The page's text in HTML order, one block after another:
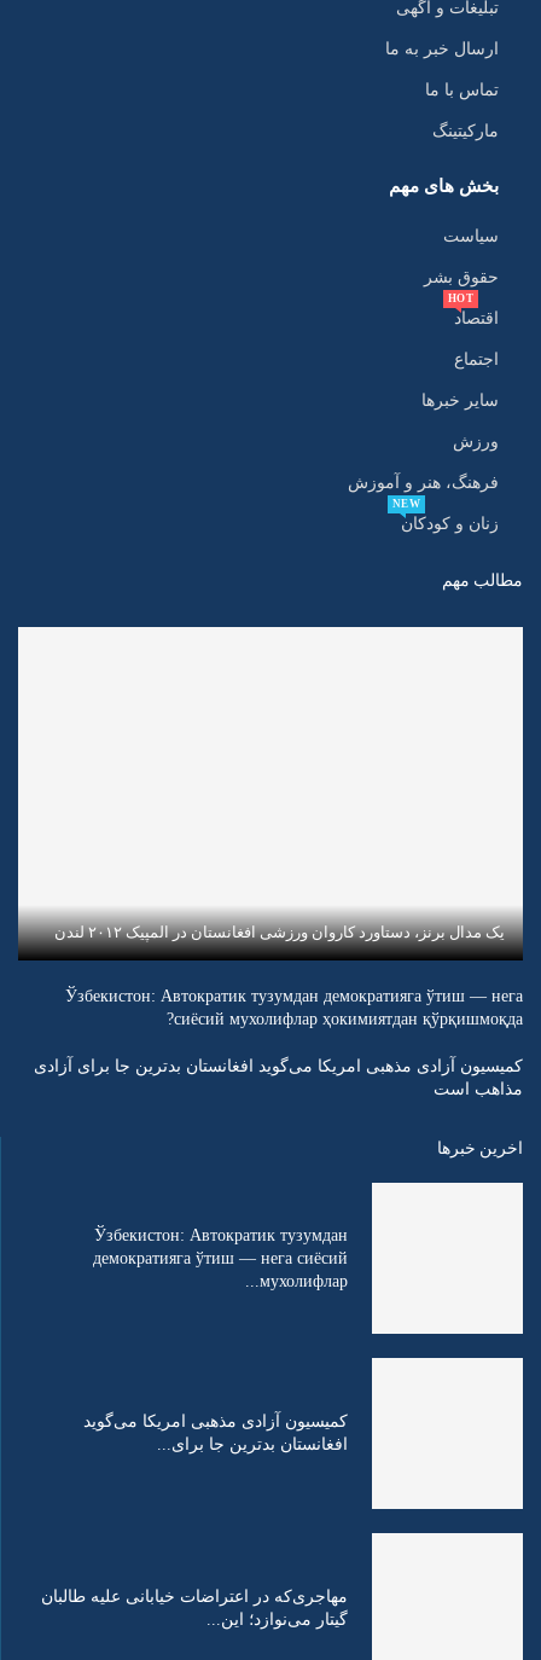
تبلیغات و آگهی
ارسال خبر به ما
تماس با ما
مارکیتینگ
بخش های مهم
سیاست
حقوق بشر
اقتصاد
HOT
اجتماع
سایر خبرها
ورزش
فرهنگ، هنر و آموزش
زنان و کودکان
NEW
مطالب مهم
یک مدال برنز، دستاورد کاروان ورزشی افغانستان در المپیک ۲۰۱۲ لندن
Ўзбекистон: Автократик тузумдан демократияга ўтиш — нега
сиёсий мухолифлар ҳокимиятдан қўрқишмоқда?
کمیسیون آزادی مذهبی امریکا می‌گوید افغانستان بدترین جا برای آزادی
مذاهب است
اخرین خبرها
Ўзбекистон: Автократик тузумдан
демократияга ўтиш — нега сиёсий
мухолифлар...
کمیسیون آزادی مذهبی امریکا می‌گوید
افغانستان بدترین جا برای...
مهاجری‌که در اعتراضات خیابانی علیه طالبان
گیتار می‌نوازد؛ این...